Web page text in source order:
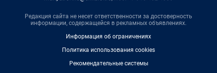
Редакция сайта не несет ответственности за достоверность
информации, содержащейся в рекламных объявлениях.
Информация об ограничениях
Политика использования cookies
Рекомендательные системы